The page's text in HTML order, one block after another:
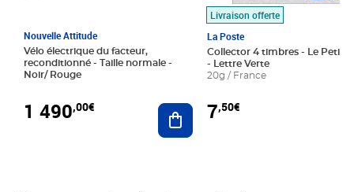
Nouvelle Attitude
Vélo électrique du facteur,
reconditionné - Taille normale -
Noir/ Rouge
1 490,00€ Ajouter au panier
Livraison offerte
La Poste
Collector 4 timbres - Le Petit
- Lettre Verte
20g / France
7,50€